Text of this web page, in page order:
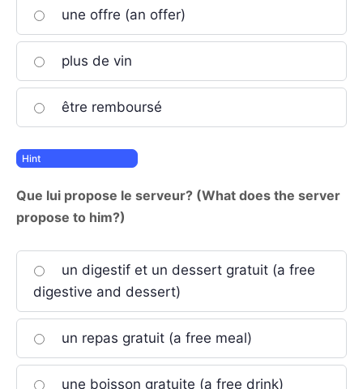
une offre (an offer)
plus de vin
être remboursé
Que lui propose le serveur? (What does the server
propose to him?)
un digestif et un dessert gratuit (a free
digestive and dessert)
un repas gratuit (a free meal)
une boisson gratuite (a free drink)